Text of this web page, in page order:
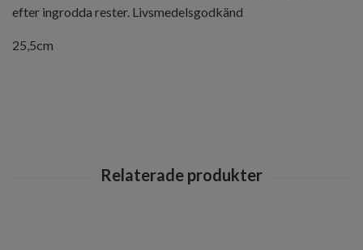
efter ingrodda rester. Livsmedelsgodkänd
25,5cm